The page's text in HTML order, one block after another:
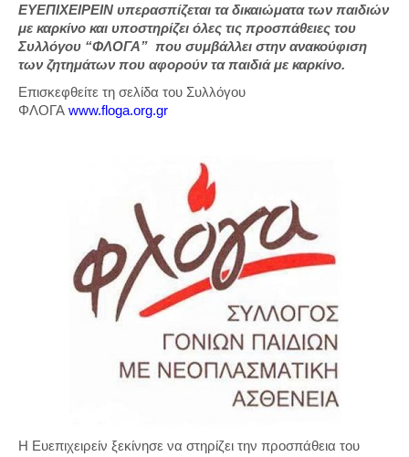
ΕΥΕΠΙΧΕΙΡΕΙΝ υπερασπίζεται τα δικαιώματα των παιδιών
με καρκίνο και υποστηρίζει όλες τις προσπάθειες του
Συλλόγου “ΦΛΟΓΑ” που συμβάλλει στην ανακούφιση
των ζητημάτων που αφορούν τα παιδιά με καρκίνο.
Επισκεφθείτε τη σελίδα του Συλλόγου
ΦΛΟΓΑ www.floga.org.gr
Η Ευεπιχειρείν ξεκίνησε να στηρίζει την προσπάθεια του